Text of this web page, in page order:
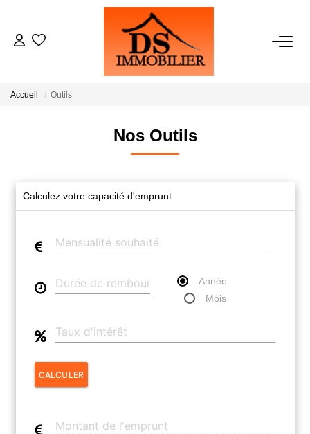
ACHATS
ESTIMATION
GESTION
NOTRE AGENCE
RECRUTEMENT
Accueil Outils
Nos Outils
Calculez votre capacité d'emprunt
Année
Mois
CALCULER